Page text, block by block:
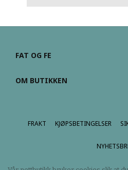
FAT OG FE
OM BUTIKKEN
FRAKT KJØPSBETINGELSER